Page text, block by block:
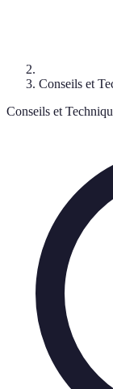
Conseils et
Conseils et